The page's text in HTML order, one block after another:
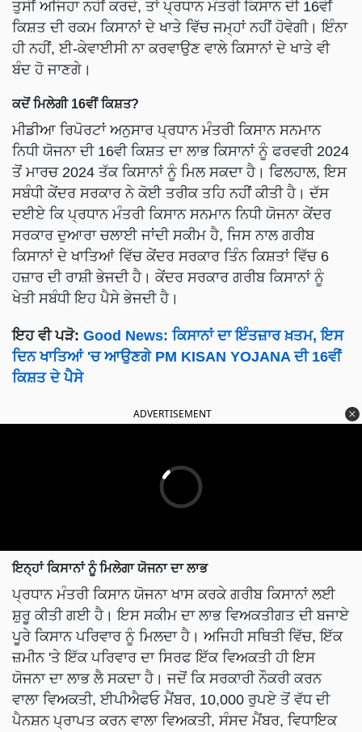
ਤੁਸੀਂ ਅਜਿਹਾ ਨਹੀਂ ਕਰਦੇ, ਤਾਂ ਪ੍ਰਧਾਨ ਮੰਤਰੀ ਕਿਸਾਨ ਦੀ 16ਵੀਂ
ਕਿਸ਼ਤ ਦੀ ਰਕਮ ਕਿਸਾਨਾਂ ਦੇ ਖਾਤੇ ਵਿੱਚ ਜਮ੍ਹਾਂ ਨਹੀਂ ਹੋਵੇਗੀ। ਇੰਨਾ
ਹੀ ਨਹੀਂ, ਈ-ਕੇਵਾਈਸੀ ਨਾ ਕਰਵਾਉਣ ਵਾਲੇ ਕਿਸਾਨਾਂ ਦੇ ਖਾਤੇ ਵੀ
ਬੰਦ ਹੋ ਜਾਣਗੇ।
ਕਦੋਂ ਮਿਲੇਗੀ 16ਵੀਂ ਕਿਸ਼ਤ?
ਮੀਡੀਆ ਰਿਪੋਰਟਾਂ ਅਨੁਸਾਰ ਪ੍ਰਧਾਨ ਮੰਤਰੀ ਕਿਸਾਨ ਸਨਮਾਨ
ਨਿਧੀ ਯੋਜਨਾ ਦੀ 16ਵੀ ਕਿਸ਼ਤ ਦਾ ਲਾਭ ਕਿਸਾਨਾਂ ਨੂੰ ਫਰਵਰੀ 2024
ਤੋਂ ਮਾਰਚ 2024 ਤੱਕ ਕਿਸਾਨਾਂ ਨੂੰ ਮਿਲ ਸਕਦਾ ਹੈ। ਫਿਲਹਾਲ, ਇਸ
ਸਬੰਧੀ ਕੇਂਦਰ ਸਰਕਾਰ ਨੇ ਕੋਈ ਤਰੀਕ ਤਹਿ ਨਹੀਂ ਕੀਤੀ ਹੈ। ਦੱਸ
ਦਈਏ ਕਿ ਪ੍ਰਧਾਨ ਮੰਤਰੀ ਕਿਸਾਨ ਸਨਮਾਨ ਨਿਧੀ ਯੋਜਨਾ ਕੇਂਦਰ
ਸਰਕਾਰ ਦੁਆਰਾ ਚਲਾਈ ਜਾਂਦੀ ਸਕੀਮ ਹੈ, ਜਿਸ ਨਾਲ ਗਰੀਬ
ਕਿਸਾਨਾਂ ਦੇ ਖਾਤਿਆਂ ਵਿੱਚ ਕੇਂਦਰ ਸਰਕਾਰ ਤਿੰਨ ਕਿਸ਼ਤਾਂ ਵਿੱਚ 6
ਹਜ਼ਾਰ ਦੀ ਰਾਸ਼ੀ ਭੇਜਦੀ ਹੈ। ਕੇਂਦਰ ਸਰਕਾਰ ਗਰੀਬ ਕਿਸਾਨਾਂ ਨੂੰ
ਖੇਤੀ ਸਬੰਧੀ ਇਹ ਪੈਸੇ ਭੇਜਦੀ ਹੈ।
ਇਹ ਵੀ ਪੜੋ: Good News: ਕਿਸਾਨਾਂ ਦਾ ਇੰਤਜ਼ਾਰ ਖ਼ਤਮ, ਇਸ
ਦਿਨ ਖਾਤਿਆਂ 'ਚ ਆਉਣਗੇ PM KISAN YOJANA ਦੀ 16ਵੀਂ
ਕਿਸ਼ਤ ਦੇ ਪੈਸੇ
ADVERTISEMENT
ਇਨ੍ਹਾਂ ਕਿਸਾਨਾਂ ਨੂੰ ਮਿਲੇਗਾ ਯੋਜਨਾ ਦਾ ਲਾਭ
ਪ੍ਰਧਾਨ ਮੰਤਰੀ ਕਿਸਾਨ ਯੋਜਨਾ ਖਾਸ ਕਰਕੇ ਗਰੀਬ ਕਿਸਾਨਾਂ ਲਈ
ਸ਼ੁਰੂ ਕੀਤੀ ਗਈ ਹੈ। ਇਸ ਸਕੀਮ ਦਾ ਲਾਭ ਵਿਅਕਤੀਗਤ ਦੀ ਬਜਾਏ
ਪੂਰੇ ਕਿਸਾਨ ਪਰਿਵਾਰ ਨੂੰ ਮਿਲਦਾ ਹੈ। ਅਜਿਹੀ ਸਥਿਤੀ ਵਿੱਚ, ਇੱਕ
ਜ਼ਮੀਨ 'ਤੇ ਇੱਕ ਪਰਿਵਾਰ ਦਾ ਸਿਰਫ ਇੱਕ ਵਿਅਕਤੀ ਹੀ ਇਸ
ਯੋਜਨਾ ਦਾ ਲਾਭ ਲੈ ਸਕਦਾ ਹੈ। ਜਦੋਂ ਕਿ ਸਰਕਾਰੀ ਨੌਕਰੀ ਕਰਨ
ਵਾਲਾ ਵਿਅਕਤੀ, ਈਪੀਐਫਓ ਮੈਂਬਰ, 10,000 ਰੁਪਏ ਤੋਂ ਵੱਧ ਦੀ
ਪੈਨਸ਼ਨ ਪ੍ਰਾਪਤ ਕਰਨ ਵਾਲਾ ਵਿਅਕਤੀ, ਸੰਸਦ ਮੈਂਬਰ, ਵਿਧਾਇਕ